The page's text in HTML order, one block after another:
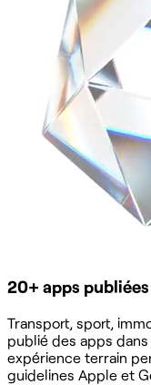
20+ apps
Transport, sport,
publié des apps
expérience terrain
guidelines Apple et